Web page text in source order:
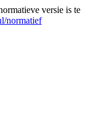
versie is te
normatief